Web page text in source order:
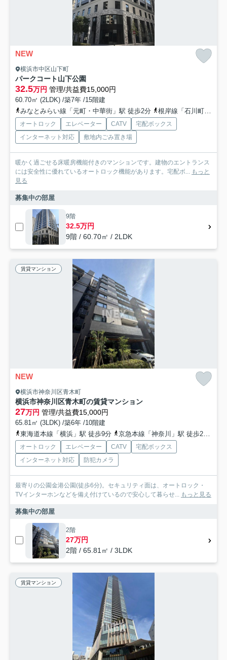
NEW
横浜市中区山下町
パークコート山下公園
32.5万円 管理/共益費15,000円
60.70㎡ (2LDK) /築7年 /15階建
みなとみらい線「元町・中華街」駅 徒歩2分
根岸線「石川町」駅 徒歩13分
オートロック エレベーター CATV
宅配ボックス
インターネット対応
敷地内ごみ置き場
暖かく過ごせる床暖房機能付きのマンションです。建物のエントランス
には安全性に優れているオートロック機能があります。宅配ボ... もっと
見る
募集中の部屋
9階
32.5万円
9階 / 60.70㎡ / 2LDK
賃貸マンション
NEW
横浜市神奈川区青木町
横浜市神奈川区青木町の賃貸マンション
27万円 管理/共益費15,000円
65.81㎡ (3LDK) /築6年 /10階建
東海道本線「横浜」駅 徒歩9分
京急本線「神奈川」駅 徒歩2分
オートロック エレベーター CATV
宅配ボックス
インターネット対応
防犯カメラ
最寄りの公園金港公園(徒歩6分)。セキュリティ面は、オートロック・
TVインターホンなどを備え付けているので安心して暮らせ...
もっと見る
募集中の部屋
2階
27万円
2階 / 65.81㎡ / 3LDK
賃貸マンション